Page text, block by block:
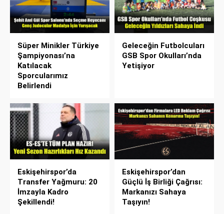
Süper Minikler Türkiye
Şampiyonası’na
Katılacak
Sporcularımız
Belirlendi
Geleceğin Futbolcuları
GSB Spor Okulları’nda
Yetişiyor
Eskişehirspor’da
Transfer Yağmuru: 20
İmzayla Kadro
Şekillendi!
Eskişehirspor’dan
Güçlü İş Birliği Çağrısı:
Markanızı Sahaya
Taşıyın!